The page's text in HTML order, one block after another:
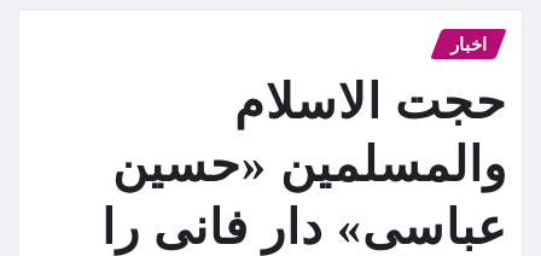
اخبار
حجت الاسلام
والمسلمین «حسین
عباسی» دار فانی را